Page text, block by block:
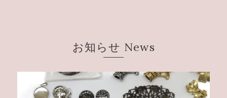
お知らせ News